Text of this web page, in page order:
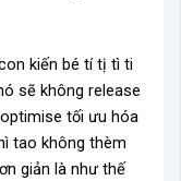
kiến bé tí tị tì ti
sẽ không release
tối ưu hóa
tao không thèm
giản là như thế